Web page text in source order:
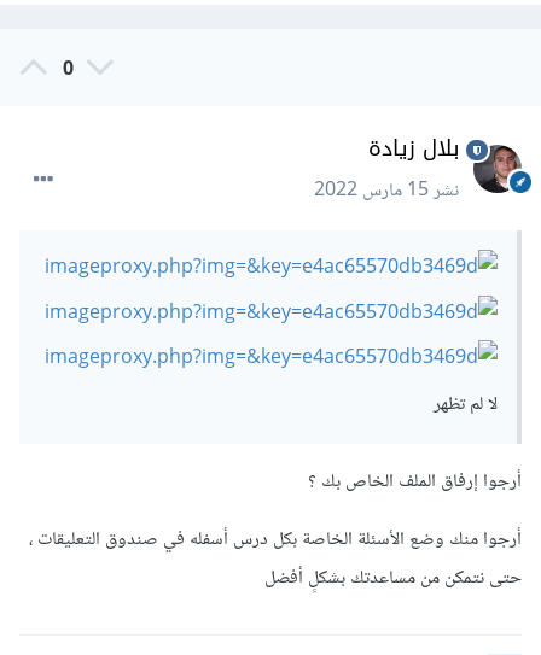
0
بلال زيادة
نشر15 مارس 2022
لا لم تظهر
أرجوا إرفاق الملف الخاص بك ؟
أرجوا منك وضع الأسئلة الخاصة بكل درس أسفله في صندوق التعليقات ،
حتى نتمكن من مساعدتك بشكلٍ أفضل